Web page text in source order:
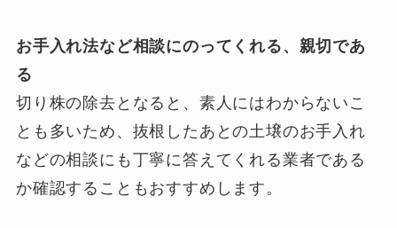
お手入れ法など相談にのってくれる、親切であ
る
切り株の除去となると、素人にはわからないこ
とも多いため、抜根したあとの土壌のお手入れ
などの相談にも丁寧に答えてくれる業者である
か確認することもおすすめします。